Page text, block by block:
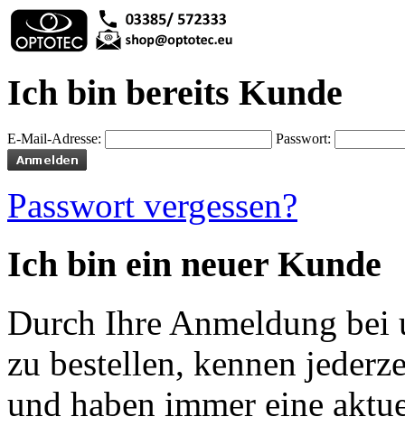
Ich bin bereits Kunde
E-Mail-Adresse: Passwort:
Passwort vergessen?
Ich bin ein neuer Kunde
Durch Ihre Anmeldung bei
zu bestellen, kennen
und haben immer eine